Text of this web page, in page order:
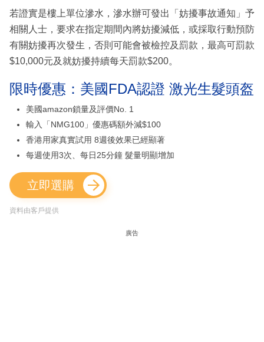
若證實是樓上單位滲水，滲水辦可發出「妨擾事故通知」予
相關人士，要求在指定期間內將妨擾減低，或採取行動預防
有關妨擾再次發生，否則可能會被檢控及罰款，最高可罰款
$10,000元及就妨擾持續每天罰款$200。
限時優惠：美國FDA認證 激光生髮頭盔
美國amazon鎖量及評價No. 1
輸入「NMG100」優惠碼額外減$100
香港用家真實試用 8週後效果已經顯著
每週使用3次、每日25分鐘 髮量明顯增加
立即選購
資料由客戶提供
廣告